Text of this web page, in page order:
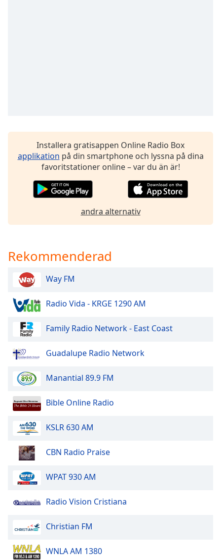
dialog
Escape
Color
Opacity
Text
Background
Opacity
Caption
Area
Background
Opacity
Edge
Installera gratisappen Online Radio Box
applikation på din smartphone och lyssna på dina
favoritstationer online – var du än är!
andra alternativ
Rekommenderad
Way FM
Radio Vida - KRGE 1290 AM
Family Radio Network - East Coast
Guadalupe Radio Network
Manantial 89.9 FM
Bible Online Radio
KSLR 630 AM
CBN Radio Praise
WPAT 930 AM
Radio Vision Cristiana
Christian FM
WNLA AM 1380